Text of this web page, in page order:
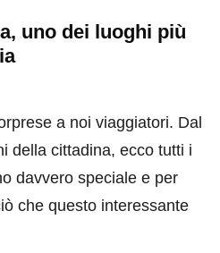
uno dei luoghi più
a noi viaggiatori. Dal
della cittadina, ecco tutti i
davvero speciale e per
che questo interessante